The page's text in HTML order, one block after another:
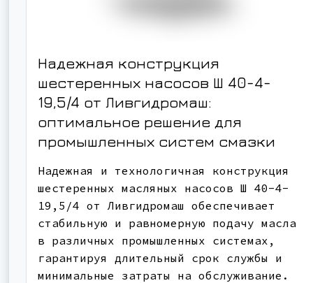
Надежная конструкция
шестеренных насосов Ш 40-4-
19,5/4 от Ливгидромаш:
оптимальное решение для
промышленных систем смазки
Надежная и технологичная конструкция
шестеренных масляных насосов Ш 40-4-
19,5/4 от Ливгидромаш обеспечивает
стабильную и равномерную подачу масла
в различных промышленных системах,
гарантируя длительный срок службы и
минимальные затраты на обслуживание.